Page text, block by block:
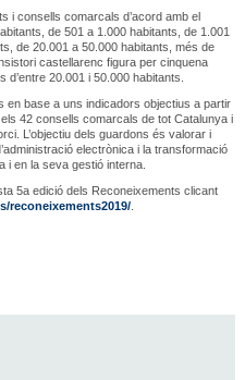
i consells comarcals d’acord amb el
de 501 a 1.000 habitants, de 1.001
de 20.001 a 50.000 habitants, més de
castellarenc figura per cinquena
20.001 i 50.000 habitants.
en base a uns indicadors objectius a partir
42 consells comarcals de tot Catalunya i
L’objectiu dels guardons és valorar i
electrònica i la transformació
i en la seva gestió interna.
5a edició dels Reconeixements clicant
reconeixements2019/.